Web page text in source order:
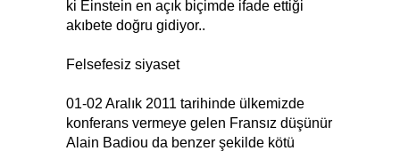
ki Einstein en açık biçimde ifade ettiği
akıbete doğru gidiyor..
Felsefesiz siyaset
01-02 Aralık 2011 tarihinde ülkemizde
konferans vermeye gelen Fransız düşünür
Alain Badiou da benzer şekilde kötü